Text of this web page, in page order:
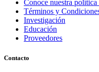
Conoce nuestra
Términos y
Investigación
Educación
Proveedores
Contacto